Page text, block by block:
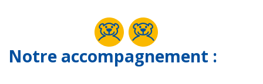
Notre accompagnement :